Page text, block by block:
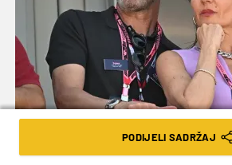
Zidane preuzima
Romano lansirao vijest koja je
PODIJELI SADRŽAJ